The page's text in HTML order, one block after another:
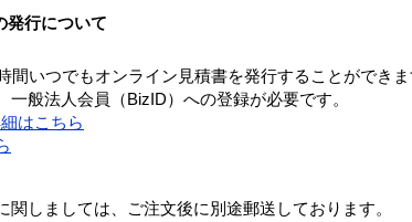
発行について
間いつでもオンライン見積書を発行することができま
般法人会員（BizID）への登録が必要です。
はこちら
関しましては、ご注文後に別途郵送しております。